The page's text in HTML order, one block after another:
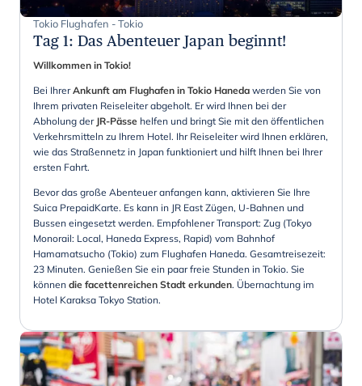
Tokio Flughafen - Tokio
Tag 1: Das Abenteuer Japan beginnt!
Willkommen in Tokio!
Bei IhrerAnkunft am Flughafen in Tokio Haneda werden Sie von
Ihrem privaten Reiseleiter abgeholt. Er wird Ihnen bei der
Abholung der JR-Pässe helfen und bringt Sie mit den öffentlichen
Verkehrsmitteln zu Ihrem Hotel. Ihr Reiseleiter wird Ihnen erklären,
wie das Straßennetz in Japan funktioniert und hilft Ihnen bei Ihrer
ersten Fahrt.
Bevor das große Abenteuer anfangen kann, aktivieren Sie Ihre
Suica PrepaidKarte. Es kann in JR East Zügen, U-Bahnen und
Bussen eingesetzt werden. Empfohlener Transport: Zug (Tokyo
Monorail: Local, Haneda Express, Rapid) vom Bahnhof
Hamamatsucho (Tokio) zum Flughafen Haneda. Gesamtreisezeit:
23 Minuten. Genießen Sie ein paar freie Stunden in Tokio. Sie
können die facettenreichen Stadt erkunden. Übernachtung im
Hotel Karaksa Tokyo Station.